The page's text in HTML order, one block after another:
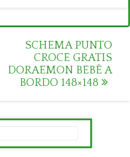
SCHEMA PUNTO
CROCE GRATIS
DORAEMON BEBÈ A
BORDO 148×148